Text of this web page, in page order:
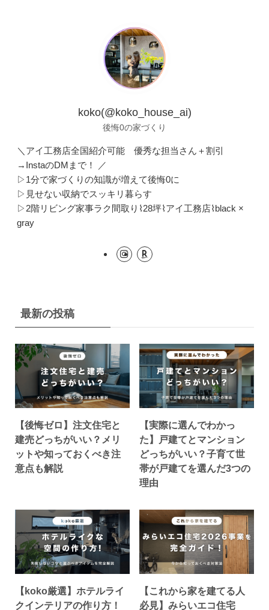
koko(@koko_house_ai)
後悔0の家づくり
＼アイ工務店全国紹介可能 優秀な担当さん＋割引
→InstaのDMまで！ ／
▷1分で家づくりの知識が増えて後悔0に
▷見せない収納でスッキリ暮らす
▷2階リビング家事ラク間取り⌇28坪⌇アイ工務店⌇black ×
gray
最新の投稿
【後悔ゼロ】注文住宅と
建売どっちがいい？メリ
ットや知っておくべき注
意点も解説
【実際に選んでわかっ
た】戸建てとマンション
どっちがいい？子育て世
帯が戸建てを選んだ3つの
理由
【koko厳選】ホテルライ
クインテリアの作り方！
【これから家を建てる人
必見】みらいエコ住宅